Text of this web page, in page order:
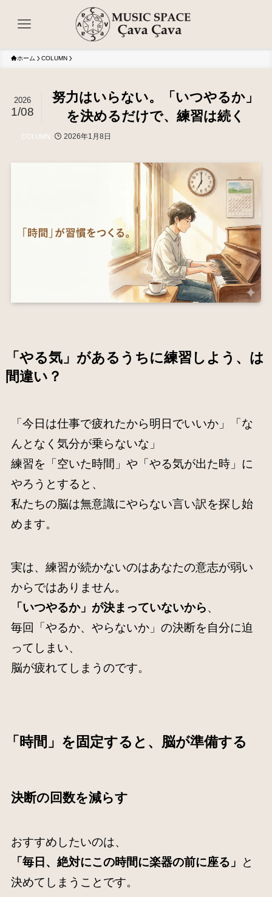
ホーム COLUMN
努力はいらない。「いつやるか」
を決めるだけで、練習は続く
2026
1/08
COLUMN 2026年1月8日
「やる気」があるうちに練習しよう、は
間違い？
「今日は仕事で疲れたから明日でいいか」「な
んとなく気分が乗らないな」
練習を「空いた時間」や「やる気が出た時」に
やろうとすると、
私たちの脳は無意識にやらない言い訳を探し始
めます。
実は、練習が続かないのはあなたの意志が弱い
からではありません。
「いつやるか」が決まっていないから、
毎回「やるか、やらないか」の決断を自分に迫
ってしまい、
脳が疲れてしまうのです。
「時間」を固定すると、脳が準備する
決断の回数を減らす
おすすめしたいのは、
「毎日、絶対にこの時間に楽器の前に座る」
と
決めてしまうことです。